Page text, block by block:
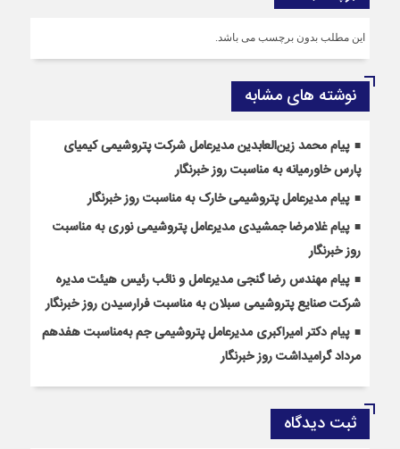
این مطلب بدون برچسب می باشد.
نوشته های مشابه
پیام محمد زین‌العابدین مدیرعامل شرکت پتروشیمی کیمیای
پارس خاورمیانه به مناسبت روز خبرنگار
پیام مدیرعامل پتروشیمی خارک به مناسبت روز خبرنگار
پیام غلامرضا جمشیدی مدیرعامل پتروشیمی نوری به مناسبت
روز خبرنگار
پیام مهندس رضا گنجی مدیرعامل و نائب رئیس هیئت مدیره
شرکت صنایع پتروشیمی سبلان به مناسبت فرارسیدن روز خبرنگار
پیام دکتر امیراکبری مدیرعامل پتروشیمی جم به‌مناسبت هفدهم
مرداد گرامیداشت روز خبرنگار
ثبت دیدگاه